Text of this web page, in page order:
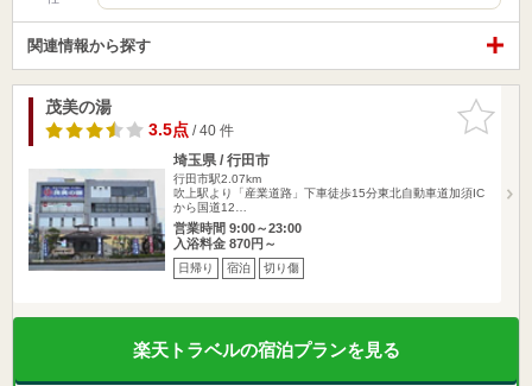
関連情報から探す
お気に入
りに追加
茂美の湯
3.5点/ 40 件
埼玉県 / 行田市
行田市駅2.07km
吹上駅より「産業道路」下車徒歩15分東北自動車道加須IC
から国道12…
営業時間 9:00～23:00
入浴料金 870円～
日帰り 宿泊 切り傷
楽天トラベルの宿泊プランを見る